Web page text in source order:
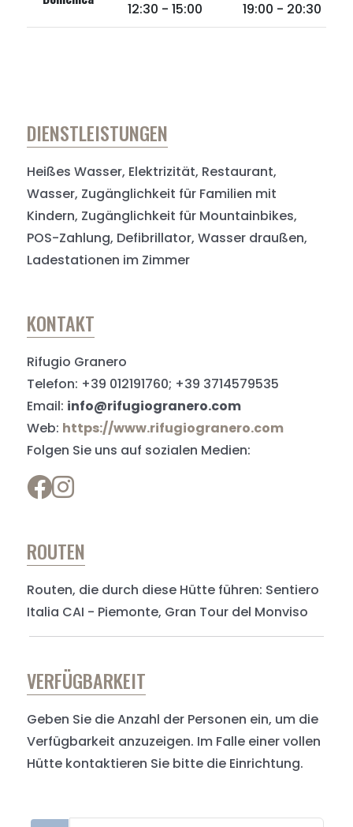
12:30 - 15:00
19:00 - 20:30
DIENSTLEISTUNGEN
Heißes Wasser, Elektrizität, Restaurant,
Wasser, Zugänglichkeit für Familien mit
Kindern, Zugänglichkeit für Mountainbikes,
POS-Zahlung, Defibrillator, Wasser draußen,
Ladestationen im Zimmer
KONTAKT
Rifugio Granero
Telefon: +39 012191760; +39 3714579535
Email: info@rifugiogranero.com
Web: https://www.rifugiogranero.com
Folgen Sie uns auf sozialen Medien:
ROUTEN
Routen, die durch diese Hütte führen: Sentiero
Italia CAI - Piemonte, Gran Tour del Monviso
VERFÜGBARKEIT
Geben Sie die Anzahl der Personen ein, um die
Verfügbarkeit anzuzeigen. Im Falle einer vollen
Hütte kontaktieren Sie bitte die Einrichtung.